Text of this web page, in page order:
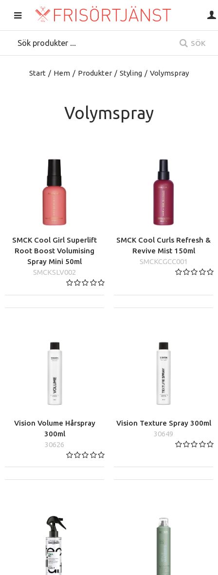
SÖK
Start / Hem / Produkter / Styling / Volymspray
Volymspray
SMCK Cool Girl Superlift
Root Boost Volumising
Spray Mini 50ml
SMCKSLV002
SMCK Cool Curls Refresh &
Revive Mist 150ml
SMCKCGCC001
Vision Volume Hårspray
300ml
30626
Vision Texture Spray 300ml
30649